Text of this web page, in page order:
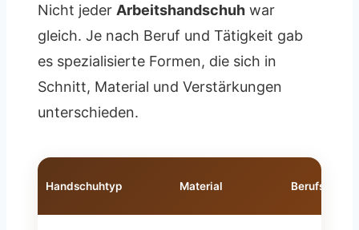
Nicht jeder Arbeitshandschuh war
gleich. Je nach Beruf und Tätigkeit gab
es spezialisierte Formen, die sich in
Schnitt, Material und Verstärkungen
unterschieden.
Handschuhtyp Material